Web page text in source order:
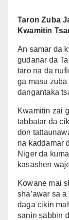
Taron Zuba
Kwamitin
An samar da
gudanar da
taro na da
ga masu
dangantaka
Kwamitin zai
tabbatar da
don
na kaddamar
Niger da
kasashen
Kowane mai
sha’awar sa
daga cikin
sanin sabbin